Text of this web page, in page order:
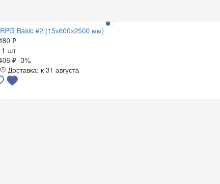
RPG Basic #2 (15х600х2500 мм)
₽
1 шт
₽ -3%
Доставка: к 31 августа